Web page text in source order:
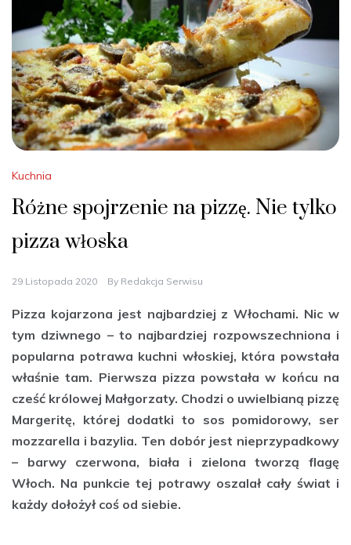
Kuchnia
Różne spojrzenie na pizzę. Nie tylko
pizza włoska
29 Listopada 2020 By Redakcja Serwisu
Pizza kojarzona jest najbardziej z Włochami. Nic w
tym dziwnego – to najbardziej rozpowszechniona i
popularna potrawa kuchni włoskiej, która powstała
właśnie tam. Pierwsza pizza powstała w końcu na
cześć królowej Małgorzaty. Chodzi o uwielbianą pizzę
Margeritę, której dodatki to sos pomidorowy, ser
mozzarella i bazylia. Ten dobór jest nieprzypadkowy
– barwy czerwona, biała i zielona tworzą flagę
Włoch. Na punkcie tej potrawy oszalał cały świat i
każdy dołożył coś od siebie.